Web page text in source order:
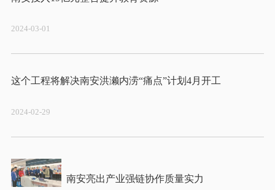
2024-03-01
2024-02-29